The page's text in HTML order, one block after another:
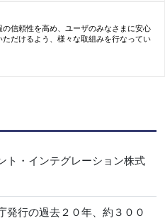
の信頼性を高め、ユーザのみなさまに安心
ただけるよう、様々な取組みを行なってい
ト・インテグレーション株式
発行の過去２０年、約３００